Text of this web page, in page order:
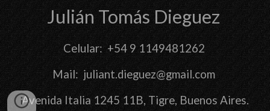
Julián Tomás Dieguez
Celular: +54 9 1149481262
Mail: juliant.dieguez@gmail.com
Avenida Italia 1245 11B, Tigre, Buenos Aires.